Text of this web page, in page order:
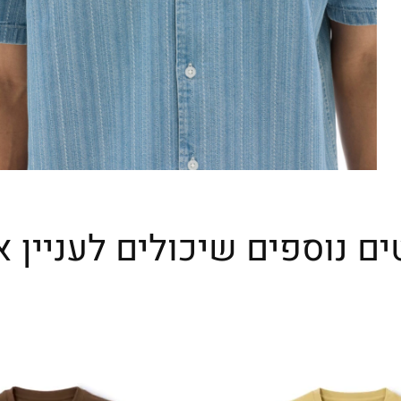
נוספים שיכולים לעניין